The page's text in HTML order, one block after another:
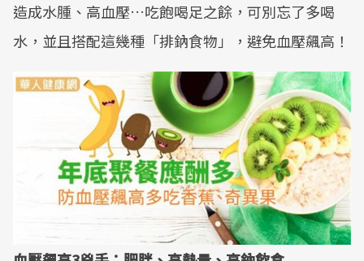
造成水腫、高血壓…吃飽喝足之餘，可別忘了多喝
水，並且搭配這幾種「排鈉食物」，避免血壓飆高！